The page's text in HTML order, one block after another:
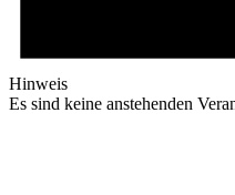
Hinweis
Es sind keine anstehenden